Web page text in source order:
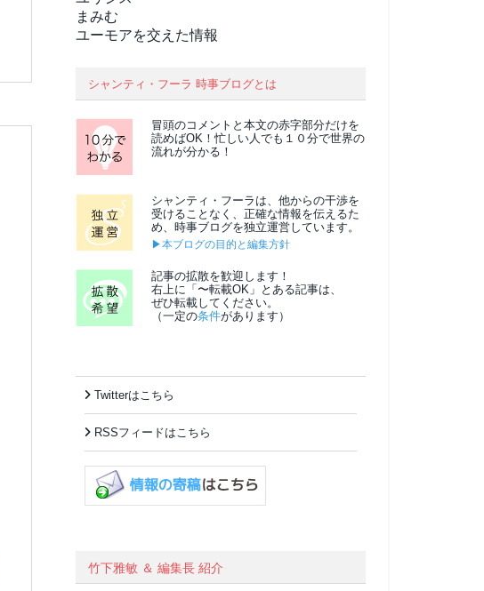
まみむ
ユーモアを交えた情報
シャンティ・フーラ 時事ブログとは
冒頭のコメントと本文の赤字部分だけを
読めばOK！忙しい人でも１０分で世界の
流れが分かる！
シャンティ・フーラは、他からの干渉を
受けることなく、正確な情報を伝えるた
め、時事ブログを独立運営しています。
▶本ブログの目的と編集方針
記事の拡散を歓迎します！
右上に「〜転載OK」とある記事は、
ぜひ転載してください。
（一定の条件があります）
Twitterはこちら
RSSフィードはこちら
竹下雅敏 ＆ 編集長 紹介